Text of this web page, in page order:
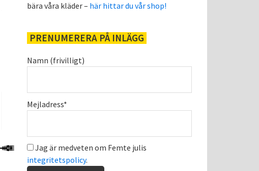
bära våra kläder – här hittar du vår shop!
PRENUMERERA PÅ INLÄGG
Namn (frivilligt)
Mejladress*
Jag är medveten om Femte julis
integritetspolicy.